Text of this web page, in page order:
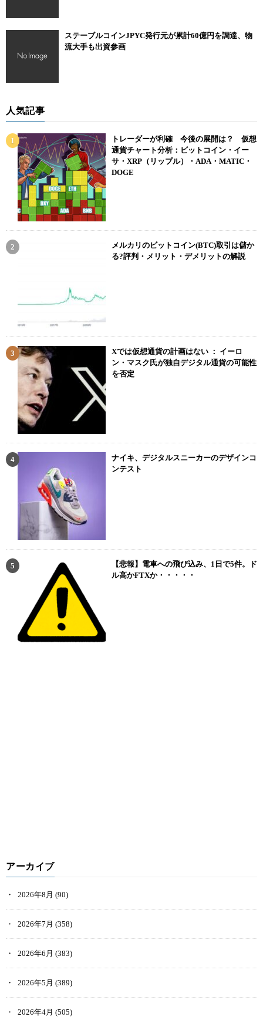
ステーブルコインJPYC発行元が累計60億円を調達、物
流大手も出資参画
人気記事
トレーダーが利確 今後の展開は？ 仮想
通貨チャート分析：ビットコイン・イー
サ・XRP（リップル）・ADA・MATIC・
DOGE
メルカリのビットコイン(BTC)取引は儲か
る?評判・メリット・デメリットの解説
Xでは仮想通貨の計画はない ： イーロ
ン・マスク氏が独自デジタル通貨の可能性
を否定
ナイキ、デジタルスニーカーのデザインコ
ンテスト
【悲報】電車への飛び込み、1日で5件。ド
ル高かFTXか・・・・・
アーカイブ
2026年8月 (90)
2026年7月 (358)
2026年6月 (383)
2026年5月 (389)
2026年4月 (505)